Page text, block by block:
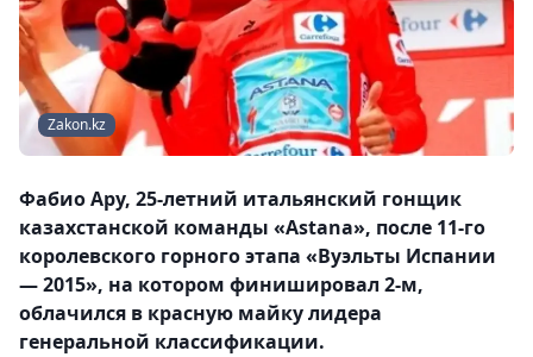
Zakon.kz
Фабио Ару, 25-летний итальянский гонщик
казахстанской команды «Astana», после 11-го
королевского горного этапа «Вуэльты Испании
— 2015», на котором финишировал 2-м,
облачился в красную майку лидера
генеральной классификации.